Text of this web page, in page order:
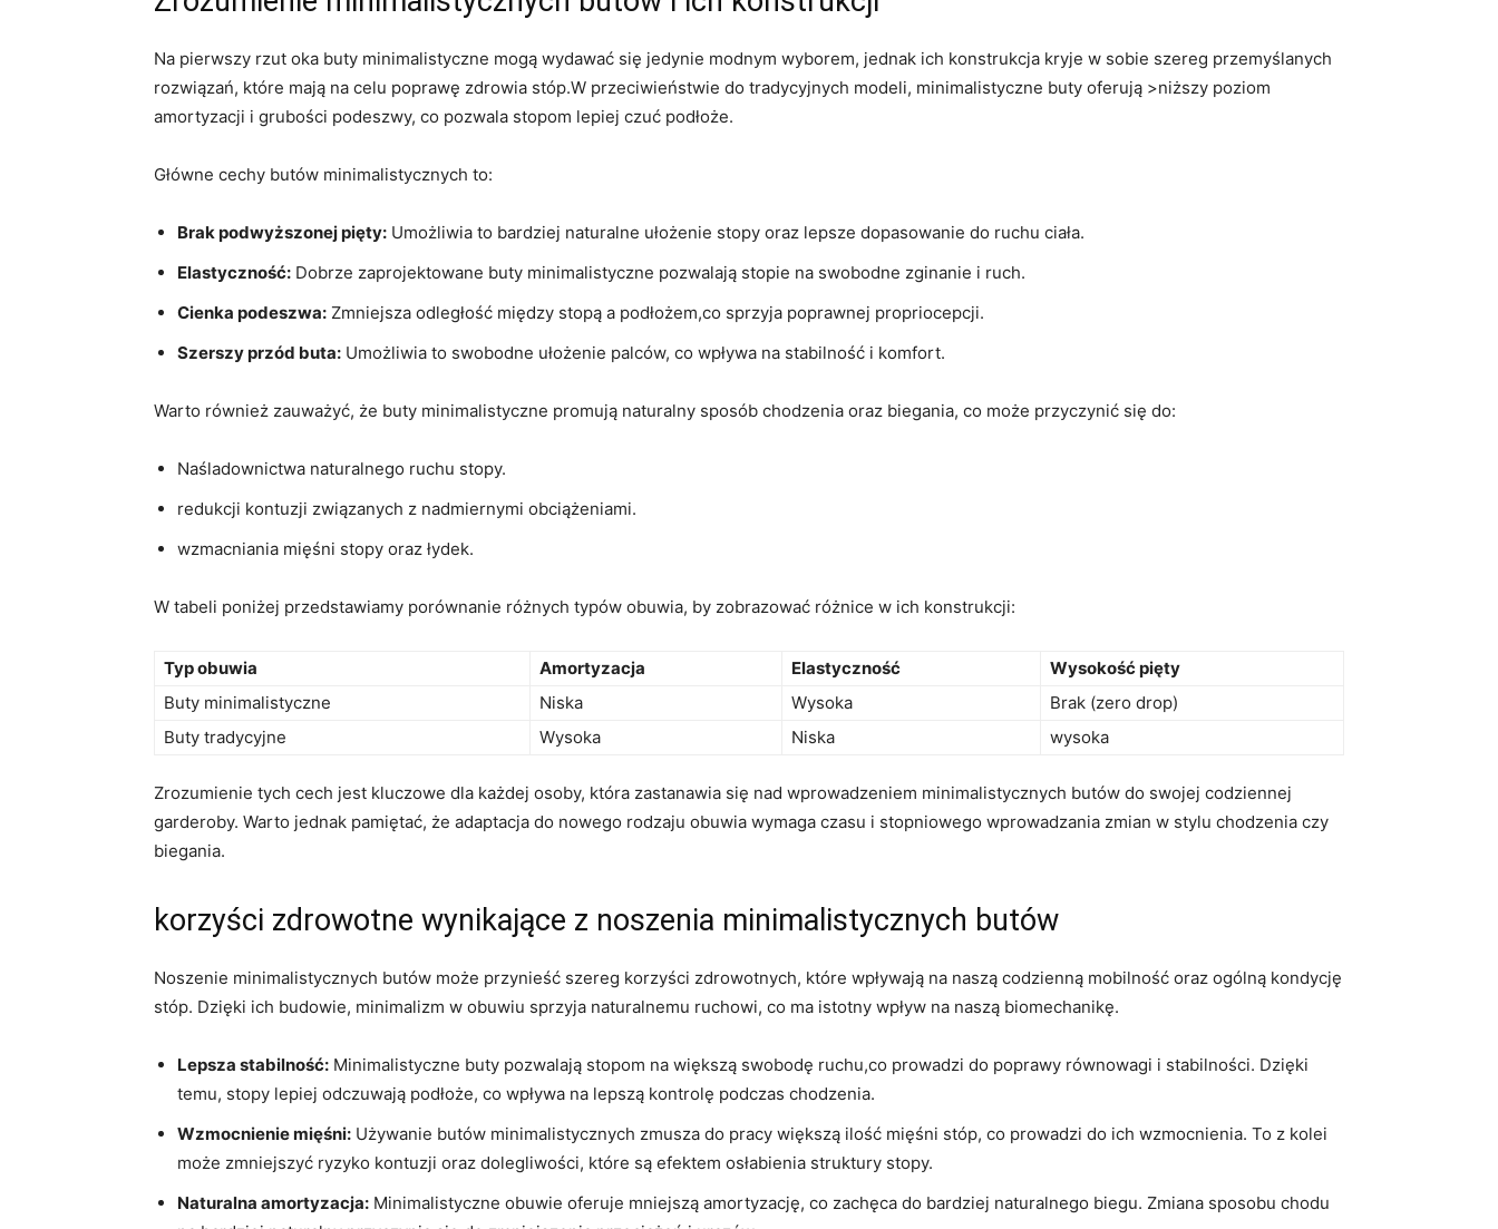
Na pierwszy rzut oka buty minimalistyczne mogą wydawać się jedynie modnym wyborem, jednak ich konstrukcja kryje w sobie szereg przemyślanych
rozwiązań, które mają na celu poprawę zdrowia stóp.W przeciwieństwie do tradycyjnych modeli, minimalistyczne buty oferują >niższy poziom
amortyzacji i grubości podeszwy, co pozwala stopom lepiej czuć podłoże.
Główne cechy butów minimalistycznych to:
Brak podwyższonej pięty: Umożliwia to bardziej naturalne ułożenie stopy oraz lepsze dopasowanie do ruchu ciała.
Elastyczność: Dobrze zaprojektowane buty minimalistyczne pozwalają stopie na swobodne zginanie i ruch.
Cienka podeszwa: Zmniejsza odległość między stopą a podłożem,co sprzyja poprawnej propriocepcji.
Szerszy przód buta: Umożliwia to swobodne ułożenie palców, co wpływa na stabilność i komfort.
Warto również zauważyć, że buty minimalistyczne promują naturalny sposób chodzenia oraz biegania, co może przyczynić się do:
Naśladownictwa naturalnego ruchu stopy.
redukcji kontuzji związanych z nadmiernymi obciążeniami.
wzmacniania mięśni stopy oraz łydek.
W tabeli poniżej przedstawiamy porównanie różnych typów obuwia, by zobrazować różnice w ich konstrukcji:
Typ obuwia Amortyzacja Elastyczność
Wysokość pięty
Buty minimalistyczne
Niska Wysoka
Brak (zero drop)
Buty tradycyjne
Wysoka Niska wysoka
Zrozumienie tych cech jest kluczowe dla każdej osoby, która zastanawia się nad wprowadzeniem minimalistycznych butów do swojej codziennej
garderoby. Warto jednak pamiętać, że adaptacja do nowego rodzaju obuwia wymaga czasu i stopniowego wprowadzania zmian w stylu chodzenia czy
biegania.
korzyści zdrowotne wynikające z noszenia minimalistycznych butów
Noszenie minimalistycznych butów może przynieść szereg korzyści zdrowotnych, które wpływają na naszą codzienną mobilność oraz ogólną kondycję
stóp. Dzięki ich budowie, minimalizm w obuwiu sprzyja naturalnemu ruchowi, co ma istotny wpływ na naszą biomechanikę.
Lepsza stabilność: Minimalistyczne buty pozwalają stopom na większą swobodę ruchu,co prowadzi do poprawy równowagi i stabilności. Dzięki
temu, stopy lepiej odczuwają podłoże, co wpływa na lepszą kontrolę podczas chodzenia.
Wzmocnienie mięśni: Używanie butów minimalistycznych zmusza do pracy większą ilość mięśni stóp, co prowadzi do ich wzmocnienia. To z kolei
może zmniejszyć ryzyko kontuzji oraz dolegliwości, które są efektem osłabienia struktury stopy.
Naturalna amortyzacja: Minimalistyczne obuwie oferuje mniejszą amortyzację, co zachęca do bardziej naturalnego biegu. Zmiana sposobu chodu